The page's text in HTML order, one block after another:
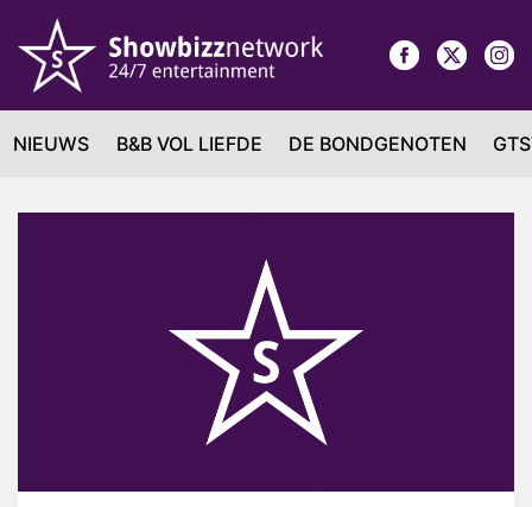
NIEUWS B&B VOL LIEFDE DE BONDGENOTEN